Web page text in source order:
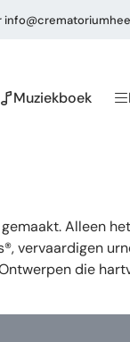
Muziekboek
Alleen
vervaardigen
die